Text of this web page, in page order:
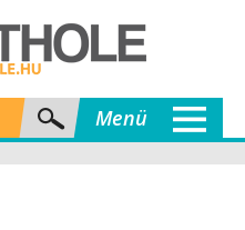
Menü